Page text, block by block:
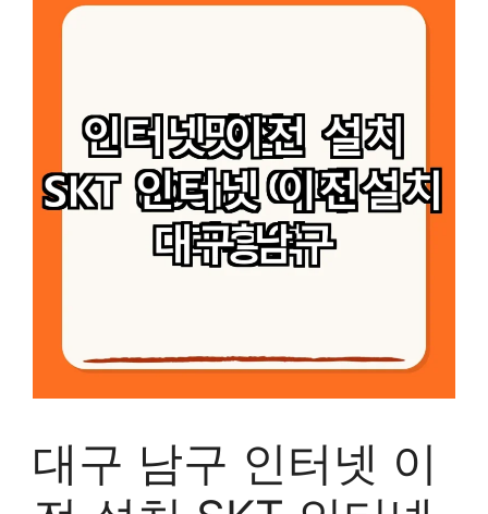
대구 남구 인터넷 이